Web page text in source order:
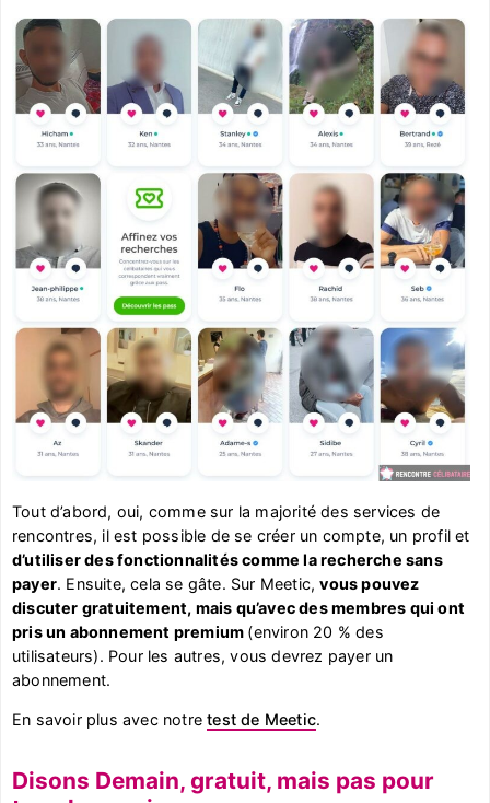
Tout d’abord, oui, comme sur la majorité des services de
rencontres, il est possible de se créer un compte, un profil et
d’utiliser des fonctionnalités comme la recherche sans
payer. Ensuite, cela se gâte. Sur Meetic,vous pouvez
discuter gratuitement, mais qu’avec des membres qui ont
pris un abonnement premium (environ 20 % des
utilisateurs). Pour les autres, vous devrez payer un
abonnement.
En savoir plus avec notretest de Meetic.
Disons Demain, gratuit, mais pas pour